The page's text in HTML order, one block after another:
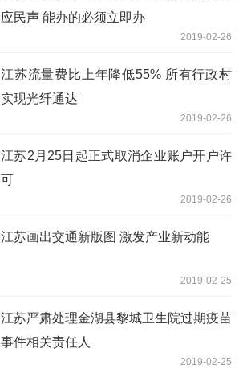
应民声 能办的必须立即办
2019-02-26
江苏流量费比上年降低55% 所有行政村
实现光纤通达
2019-02-26
江苏2月25日起正式取消企业账户开户许
可
2019-02-26
江苏画出交通新版图 激发产业新动能
2019-02-25
江苏严肃处理金湖县黎城卫生院过期疫苗
事件相关责任人
2019-02-25